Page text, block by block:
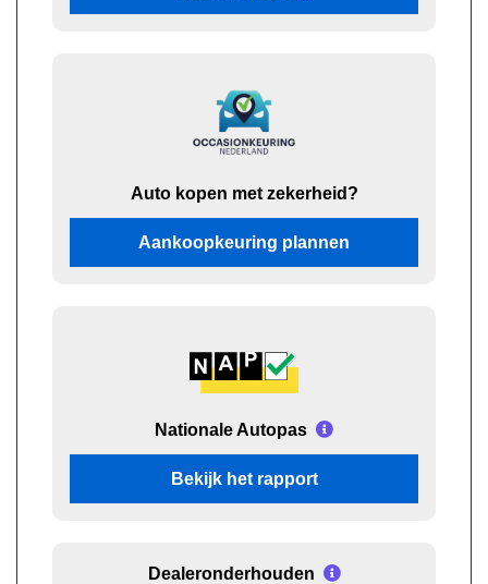
Auto kopen met zekerheid?
Aankoopkeuring plannen
Nationale Autopas
Bekijk het rapport
Dealeronderhouden